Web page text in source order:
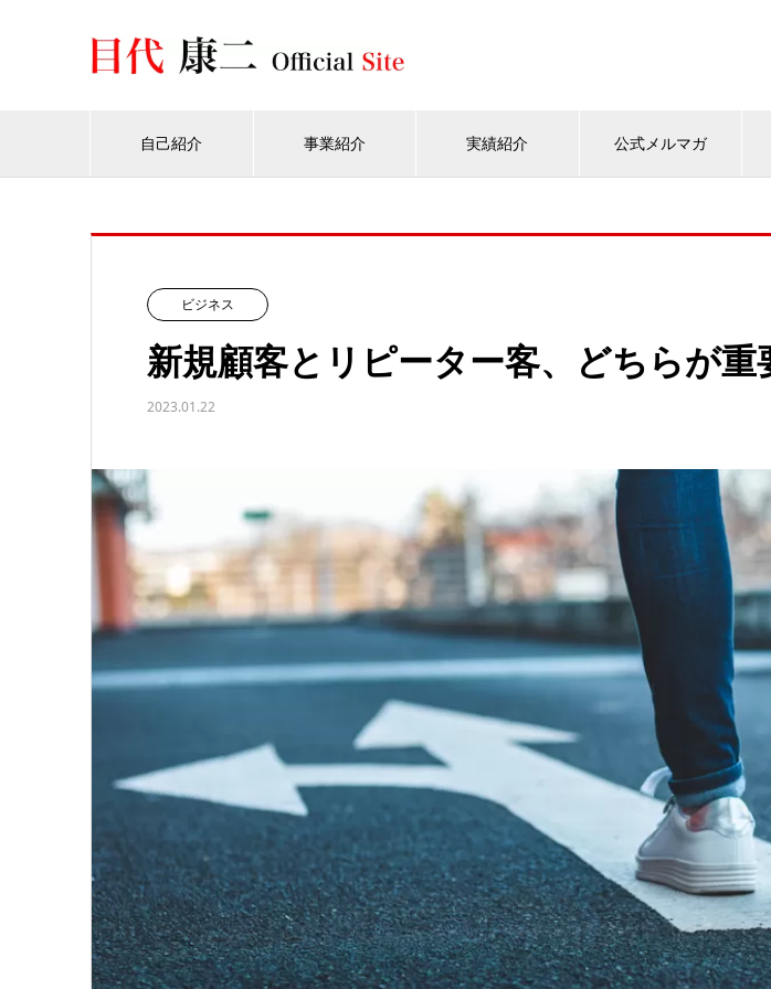
自己紹介 事業紹介 実績紹介 公式メルマガ
ビジネス
新規顧客とリピーター客、どちらが重
2023.01.22